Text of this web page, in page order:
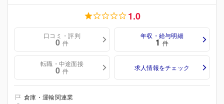
1.0
口コミ・評判
0 件
年収・給与明細
1 件
転職・中途面接
0 件 求人情報をチェック
倉庫・運輸関連業